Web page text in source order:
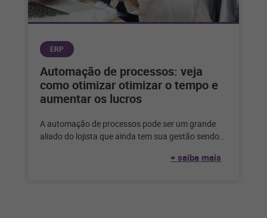
ERP
Automação de processos: veja
como otimizar otimizar o tempo e
aumentar os lucros
A automação de processos pode ser um grande
aliado do lojista que ainda tem sua gestão sendo
+ saiba mais